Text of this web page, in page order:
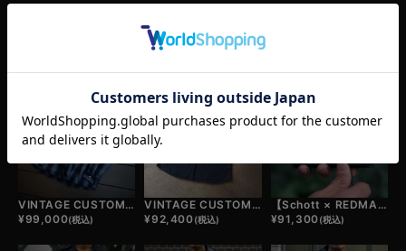
RELATED ITEM この商品の関連商品
VINTAGE CUSTOM FLANNEL SHIRTS
¥99,000(税込)
VINTAGE CUSTOM SHIRTS
¥92,400(税込)
【Schott × REDMAN.】CUSTOM WALLET
¥91,300(税込)